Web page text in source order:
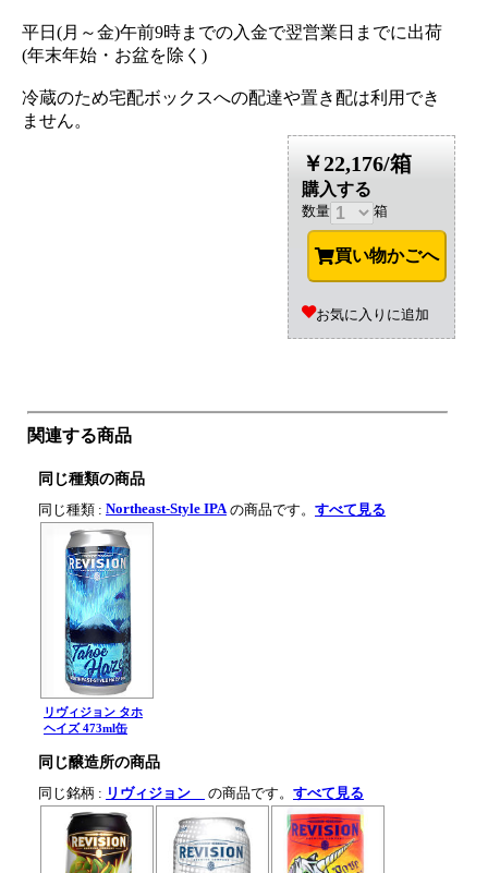
平日(月～金)午前9時までの入金で翌営業日までに出荷
(年末年始・お盆を除く)
冷蔵のため宅配ボックスへの配達や置き配は利用でき
ません。
￥22,176/箱
購入する
数量 箱
買い物かごへ
お気に入りに追加
関連する商品
同じ種類の商品
同じ種類 : Northeast-Style IPAの商品です。 すべて見る
リヴィジョン タホ
ヘイズ 473ml缶
同じ醸造所の商品
同じ銘柄 : リヴィジョン の商品です。 すべて見る